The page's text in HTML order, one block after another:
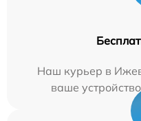
Наш курьер в
ваше